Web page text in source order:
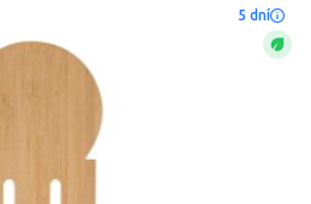
5 dní